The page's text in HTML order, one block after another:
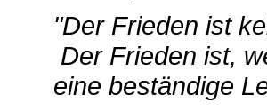
"Der Frieden ist
Der Frieden ist,
eine beständige